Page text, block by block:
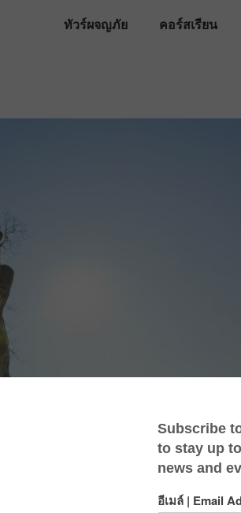
ทัวร์ผจญภัย คอร์สเรียน